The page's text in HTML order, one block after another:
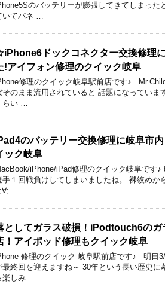
のバッテリーが膨張してきてしまっ
いてパネ …
ドックコネクター交換修理
!アイフォン修理のクイック岐阜
修理のクイック岐阜駅前店です♪
そのまま流用されていると 話題になっていま
らい …
のバッテリー交換修理に岐阜市
ック岐阜
iPhone/iPad修理のクイック岐阜です
手１回戦負けしてしまいましたね。 裸絞めか
…
としてガラス破損！iPodtouch6のガ
！アイポッド修理もクイック岐阜
修理のクイック 岐阜駅前店です♪ 明日
最終回を迎えますね～ 30年という長い歴史
楽しみ …